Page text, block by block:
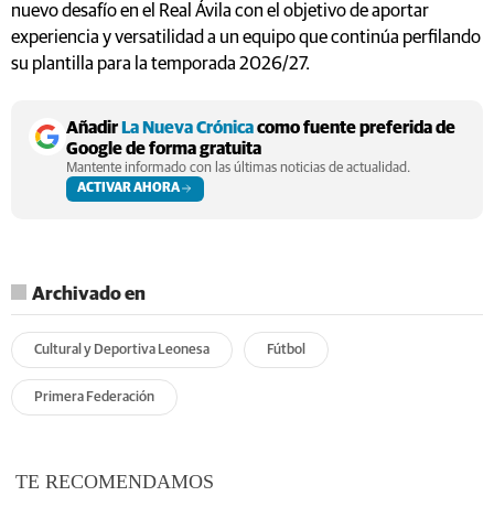
nuevo desafío en el Real Ávila con el objetivo de aportar
experiencia y versatilidad a un equipo que continúa perfilando
su plantilla para la temporada 2026/27.
AñadirLa Nueva Crónicacomo fuente preferida de
Google de forma gratuita
Mantente informado con las últimas noticias de actualidad.
ACTIVAR AHORA
Archivado en
Cultural y Deportiva Leonesa Fútbol
Primera Federación
TE RECOMENDAMOS